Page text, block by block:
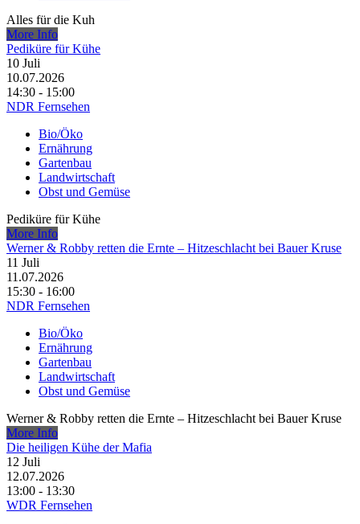
Alles für die Kuh
More Info
Pediküre für Kühe
10 Juli
10.07.2026
14:30 - 15:00
NDR Fernsehen
Bio/Öko
Ernährung
Gartenbau
Landwirtschaft
Obst und Gemüse
Pediküre für Kühe
More Info
Werner & Robby retten die Ernte – Hitzeschlacht bei Bauer Kruse
11 Juli
11.07.2026
15:30 - 16:00
NDR Fernsehen
Bio/Öko
Ernährung
Gartenbau
Landwirtschaft
Obst und Gemüse
Werner & Robby retten die Ernte – Hitzeschlacht bei Bauer Kruse
More Info
Die heiligen Kühe der Mafia
12 Juli
12.07.2026
13:00 - 13:30
WDR Fernsehen